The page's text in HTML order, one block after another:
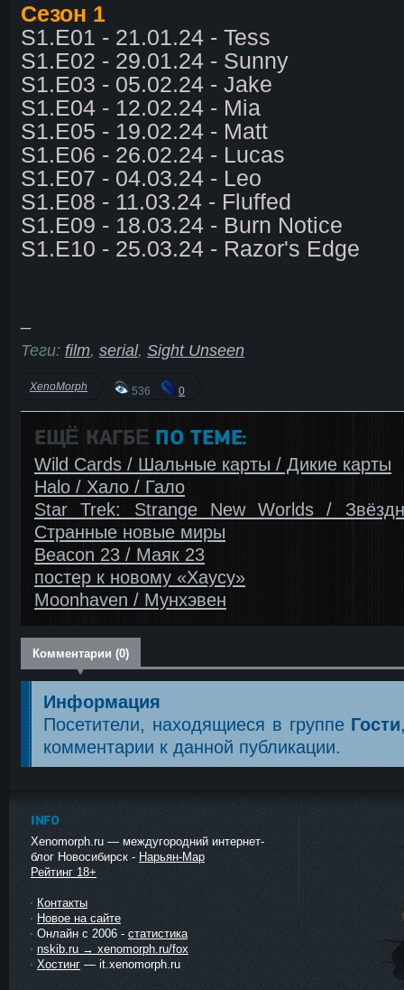
Сезон 1
S1.E01 - 21.01.24 - Tess
S1.E02 - 29.01.24 - Sunny
S1.E03 - 05.02.24 - Jake
S1.E04 - 12.02.24 - Mia
S1.E05 - 19.02.24 - Matt
S1.E06 - 26.02.24 - Lucas
S1.E07 - 04.03.24 - Leo
S1.E08 - 11.03.24 - Fluffed
S1.E09 - 18.03.24 - Burn Notice
S1.E10 - 25.03.24 - Razor's Edge
Теги: film, serial, Sight Unseen
XenoMorph 536 0
ЕЩЁ КАГБΕ ПО ТЕМЕ:
Wild Cards / Шальные карты / Дикие карты
Halo / Хало / Гало
Star Trek: Strange New Worlds /
Странные новые миры
Beacon 23 / Маяк 23
постер к новому «Хаусу»
Moonhaven / Мунхэвен
Комментарии (0)
Информация
Посетители, находящиеся в группе Гости
комментарии к данной публикации.
INFO
Xenomorph.ru — междугородний интернет-
блог Новосибирск - Нарьян-Мар
Рейтинг 18+
Контакты
Новое на сайте
Онлайн с 2006 - статистика
nskib.ru → xenomorph.ru/fox
Хостинг — it.xenomorph.ru